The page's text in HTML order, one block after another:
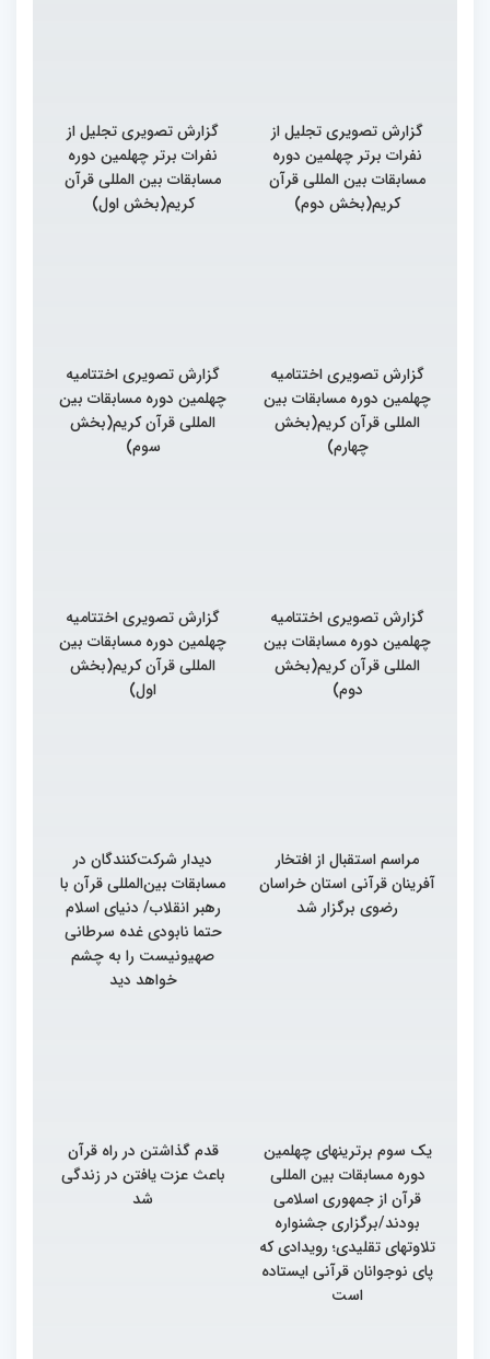
گزارش تصویری تجلیل از
نفرات برتر چهلمین دوره
مسابقات بین المللی قرآن
کریم(بخش دوم)
گزارش تصویری تجلیل از
نفرات برتر چهلمین دوره
مسابقات بین المللی قرآن
کریم(بخش اول)
گزارش تصویری اختتامیه
چهلمین دوره مسابقات بین
المللی قرآن کریم(بخش
چهارم)
گزارش تصویری اختتامیه
چهلمین دوره مسابقات بین
المللی قرآن کریم(بخش
سوم)
گزارش تصویری اختتامیه
چهلمین دوره مسابقات بین
المللی قرآن کریم(بخش
دوم)
گزارش تصویری اختتامیه
چهلمین دوره مسابقات بین
المللی قرآن کریم(بخش
اول)
مراسم استقبال از افتخار
آفرینان قرآنی استان خراسان
رضوی برگزار شد
دیدار شرکت‌کنندگان در
مسابقات بین‌المللی قرآن با
رهبر انقلاب/ دنیای اسلام
حتما نابودی غده سرطانی
صهیونیست را به چشم
خواهد دید
یک سوم برترینهای چهلمین
دوره مسابقات بین المللی
قرآن از جمهوری اسلامی
بودند/برگزاری جشنواره
تلاوتهای تقلیدی؛ رویدادی که
پای نوجوانان قرآنی ایستاده
است
قدم گذاشتن در راه قرآن
باعث عزت یافتن در زندگی
شد